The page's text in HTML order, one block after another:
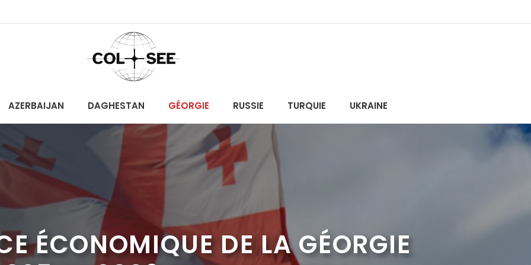
AZERBAIJAN DAGHESTAN GÉORGIE RUSSIE TURQUIE UKRAINE
ÉCONOMIQUE DE LA GÉORGIE